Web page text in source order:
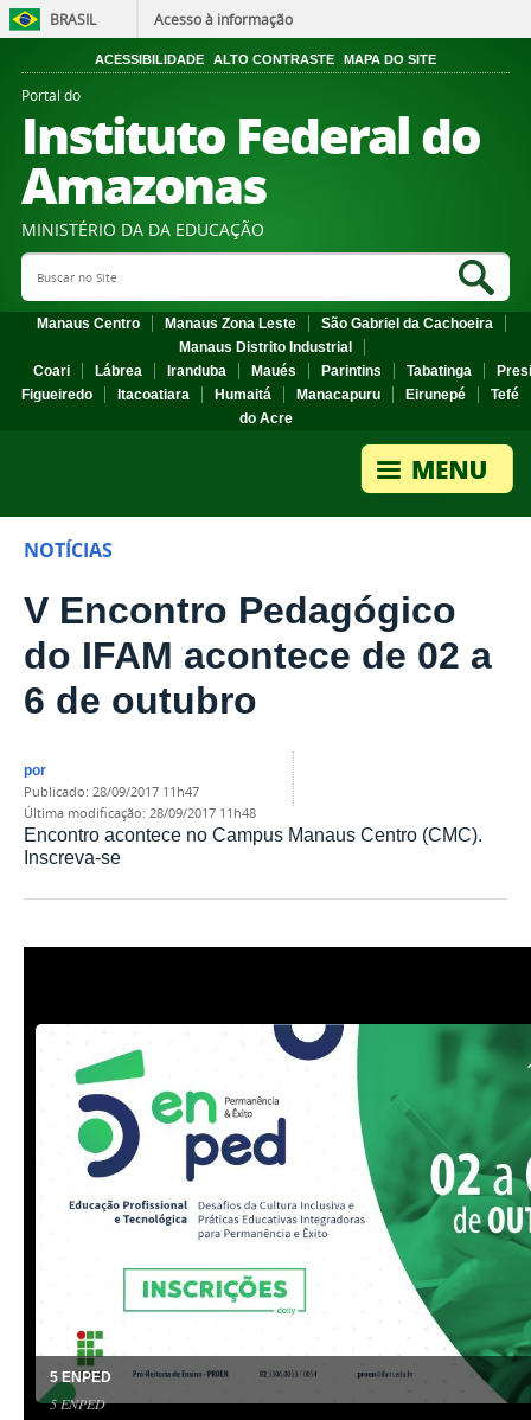
BRASIL Acesso à informação
ACESSIBILIDADE ALTO CONTRASTE MAPA DO SITE
Portal do
Instituto Federal do
Amazonas
MINISTÉRIO DA DA EDUCAÇÃO
Search Site
Manaus Centro Manaus Zona Leste
São Gabriel da Cachoeira
Manaus Distrito Industrial
Coari
Lábrea Iranduba Maués Parintins Tabatinga
Figueiredo
Itacoatiara Humaitá Manacapuru Eirunepé
Tefé
do Acre
NOTÍCIAS
V Encontro Pedagógico
do IFAM acontece de 02 a
6 de outubro
por
publicado: 28/09/2017 11h47
última modificação: 28/09/2017 11h48
Encontro acontece no Campus Manaus Centro (CMC).
Inscreva-se
5 ENPED
5 ENPED